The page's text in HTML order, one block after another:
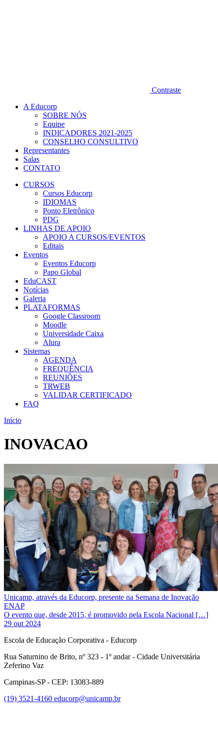
Contraste
A Educorp
SOBRE NÓS
Equipe
INDICADORES 2021-2025
CONSELHO CONSULTIVO
Representantes
Salas
CONTATO
CURSOS
Cursos Educorp
IDIOMAS
Ponto Eletrônico
PDG
LINHAS DE APOIO
APOIO A CURSOS/EVENTOS
Editais
Eventos
Eventos Educorp
Papo Global
EduCAST
Notícias
Galeria
PLATAFORMAS
Google Classroom
Moodle
Universidade Caixa
Alura
Sistemas
AGENDA
FREQUÊNCIA
REUNIÕES
TRWEB
VALIDAR CERTIFICADO
FAQ
Início
INOVACAO
Unicamp, através da Educorp, presente na Semana de Inovação
ENAP
O evento que, desde 2015, é promovido pela Escola Nacional […]
29 out 2024
Escola de Educação Corporativa - Educorp
Rua Saturnino de Brito, nº 323 - 1º andar - Cidade Universitária
Zeferino Vaz
Campinas-SP - CEP: 13083-889
(19) 3521-4160 educorp@unicamp.br